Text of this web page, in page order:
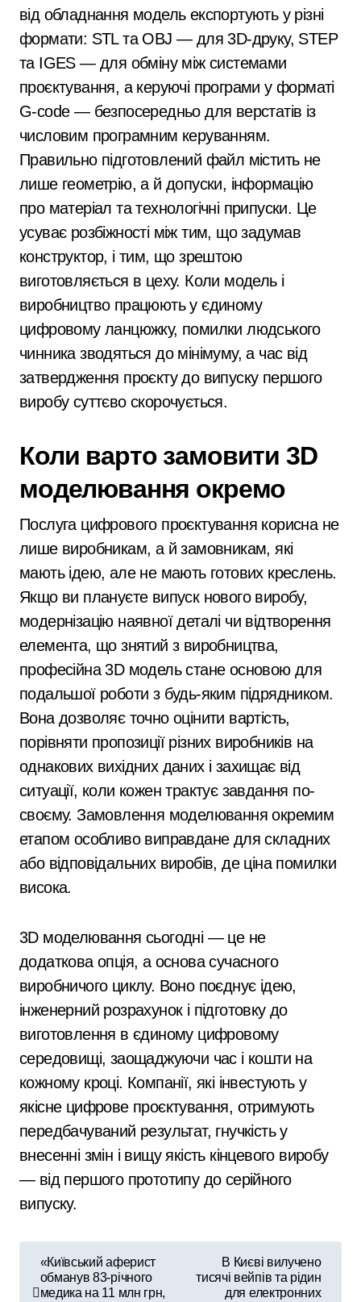
від обладнання модель експортують у різні
формати: STL та OBJ — для 3D-друку, STEP
та IGES — для обміну між системами
проєктування, а керуючі програми у форматі
G-code — безпосередньо для верстатів із
числовим програмним керуванням.
Правильно підготовлений файл містить не
лише геометрію, а й допуски, інформацію
про матеріал та технологічні припуски. Це
усуває розбіжності між тим, що задумав
конструктор, і тим, що зрештою
виготовляється в цеху. Коли модель і
виробництво працюють у єдиному
цифровому ланцюжку, помилки людського
чинника зводяться до мінімуму, а час від
затвердження проєкту до випуску першого
виробу суттєво скорочується.
Коли варто замовити 3D
моделювання окремо
Послуга цифрового проєктування корисна не
лише виробникам, а й замовникам, які
мають ідею, але не мають готових креслень.
Якщо ви плануєте випуск нового виробу,
модернізацію наявної деталі чи відтворення
елемента, що знятий з виробництва,
професійна 3D модель стане основою для
подальшої роботи з будь-яким підрядником.
Вона дозволяє точно оцінити вартість,
порівняти пропозиції різних виробників на
однакових вихідних даних і захищає від
ситуації, коли кожен трактує завдання по-
своєму. Замовлення моделювання окремим
етапом особливо виправдане для складних
або відповідальних виробів, де ціна помилки
висока.
3D моделювання сьогодні — це не
додаткова опція, а основа сучасного
виробничого циклу. Воно поєднує ідею,
інженерний розрахунок і підготовку до
виготовлення в єдиному цифровому
середовищі, заощаджуючи час і кошти на
кожному кроці. Компанії, які інвестують у
якісне цифрове проєктування, отримують
передбачуваний результат, гнучкість у
внесенні змін і вищу якість кінцевого виробу
— від першого прототипу до серійного
випуску.
«Київський аферист
обманув 83-річного
медика на 11 млн грн,
В Києві вилучено
тисячі вейпів та рідин
для електронних